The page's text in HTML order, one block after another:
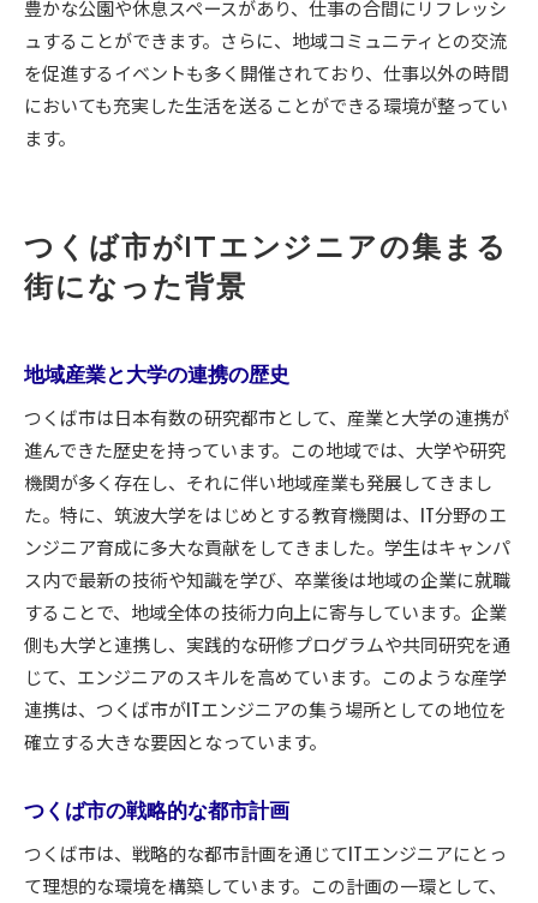
豊かな公園や休息スペースがあり、仕事の合間にリフレッシ
ュすることができます。さらに、地域コミュニティとの交流
を促進するイベントも多く開催されており、仕事以外の時間
においても充実した生活を送ることができる環境が整ってい
ます。
つくば市がITエンジニアの集まる
街になった背景
地域産業と大学の連携の歴史
つくば市は日本有数の研究都市として、産業と大学の連携が
進んできた歴史を持っています。この地域では、大学や研究
機関が多く存在し、それに伴い地域産業も発展してきまし
た。特に、筑波大学をはじめとする教育機関は、IT分野のエ
ンジニア育成に多大な貢献をしてきました。学生はキャンパ
ス内で最新の技術や知識を学び、卒業後は地域の企業に就職
することで、地域全体の技術力向上に寄与しています。企業
側も大学と連携し、実践的な研修プログラムや共同研究を通
じて、エンジニアのスキルを高めています。このような産学
連携は、つくば市がITエンジニアの集う場所としての地位を
確立する大きな要因となっています。
つくば市の戦略的な都市計画
つくば市は、戦略的な都市計画を通じてITエンジニアにとっ
て理想的な環境を構築しています。この計画の一環として、